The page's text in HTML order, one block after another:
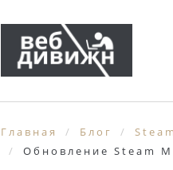
Главная Блог
Обновление Steam